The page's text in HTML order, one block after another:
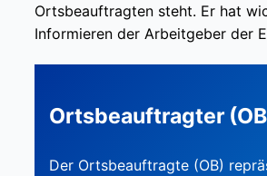
Ortsbeauftragten steht. Er hat
Informieren der Arbeitgeber der
Ortsbeauftragter
Der Ortsbeauftragte (OB)